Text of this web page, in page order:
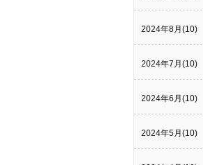
2024年8月(10)
2024年7月(10)
2024年6月(10)
2024年5月(10)